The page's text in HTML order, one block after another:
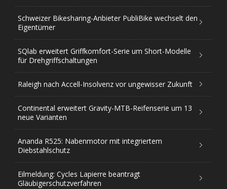
Schweizer Bikesharing-Anbieter PubliBike wechselt den
Eigentümer
SQlab erweitert Griffkomfort-Serie um Short-Modelle
für Drehgriffschaltungen
Raleigh nach Accell-Insolvenz vor ungewisser Zukunft
Continental erweitert Gravity-MTB-Reifenserie um 13
neue Varianten
Ananda R525: Nabenmotor mit integriertem
Diebstahlschutz
Eilmeldung: Cycles Lapierre beantragt
Gläubigerschutzverfahren